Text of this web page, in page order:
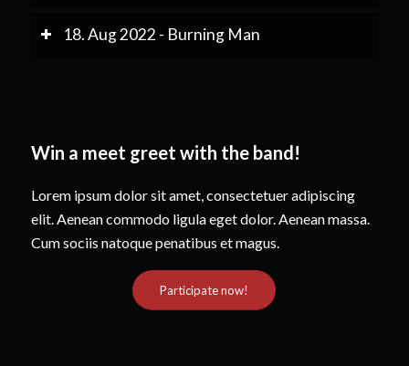
18. Aug 2022 - Burning Man
Win a meet greet with the band!
Lorem ipsum dolor sit amet, consectetuer adipiscing
elit. Aenean commodo ligula eget dolor. Aenean massa.
Cum sociis natoque penatibus et magus.
Participate now!